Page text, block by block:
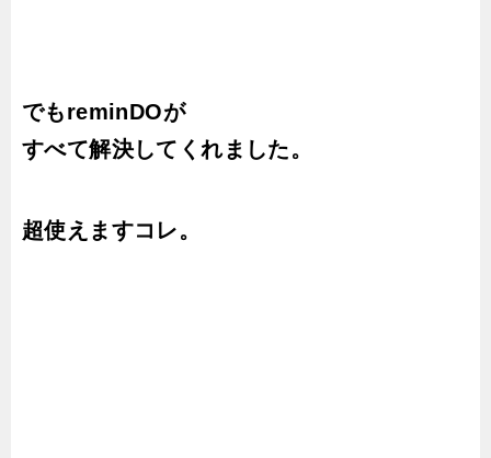
でもreminDOが
すべて解決してくれました。
超使えますコレ。